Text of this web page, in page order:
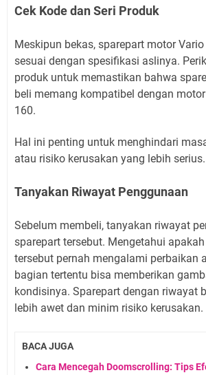
Cek Kode dan Seri Produk
Meskipun bekas, sparepart motor
sesuai dengan spesifikasi aslinya.
produk untuk memastikan bahwa
beli memang kompatibel dengan
160.
Hal ini penting untuk menghindari
atau risiko kerusakan yang lebih serius.
Tanyakan Riwayat Penggunaan
Sebelum membeli, tanyakan riwayat
sparepart tersebut. Mengetahui
tersebut pernah mengalami perbaikan
bagian tertentu bisa memberikan
kondisinya. Sparepart dengan riwayat
lebih awet dan minim risiko kerusakan.
BACA JUGA
Cara Mencegah Doomscrolling: Tips